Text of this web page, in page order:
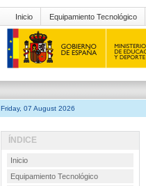
Inicio Equipamiento Tecnológico
Friday, 07 August 2026
ÍNDICE
Inicio
Equipamiento Tecnológico